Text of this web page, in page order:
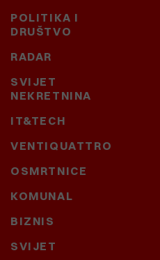
POLITIKA I
DRUŠTVO
RADAR
SVIJET
NEKRETNINA
IT&TECH
VENTIQUATTRO
OSMRTNICE
KOMUNAL
BIZNIS
SVIJET